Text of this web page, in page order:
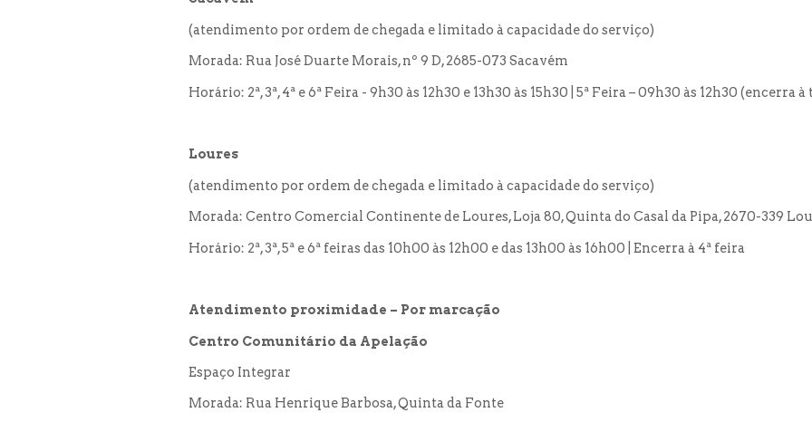
(atendimento por ordem de chegada e limitado à capacidade do serviço)
Morada: Rua José Duarte Morais, nº 9 D, 2685-073 Sacavém
Horário: 2ª, 3ª, 4ª e 6ª Feira - 9h30 às 12h30 e 13h30 às 15h30 | 5ª Feira – 09h30 às 12h30 (encerra à
Loures
(atendimento por ordem de chegada e limitado à capacidade do serviço)
Morada: Centro Comercial Continente de Loures, Loja 80, Quinta do Casal da Pipa, 2670-339
Horário: 2ª, 3ª, 5ª e 6ª feiras das 10h00 às 12h00 e das 13h00 às 16h00 | Encerra à 4ª feira
Atendimento proximidade – Por marcação
Centro Comunitário da Apelação
Espaço Integrar
Morada: Rua Henrique Barbosa, Quinta da Fonte